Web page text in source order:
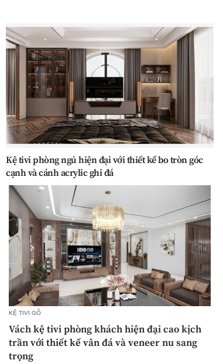
Kệ tivi phòng ngủ hiện đại với thiết kế bo tròn góc
cạnh và cánh acrylic ghi đá
KỆ TIVI GỖ
Vách kệ tivi phòng khách hiện đại cao kịch
trần với thiết kế vân đá và veneer nu sang
trọng